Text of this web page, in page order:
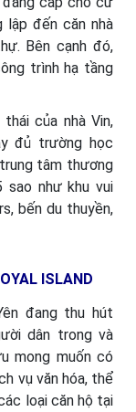
đến căn nhà
Bên cạnh đó,
trình hạ tầng
của nhà Vin,
đủ trường học
tâm thương
sao như khu vui
bến du thuyền,
ISLAND
đang thu hút
dân trong và
mong muốn có
vụ văn hóa, thể
loại căn hộ tại